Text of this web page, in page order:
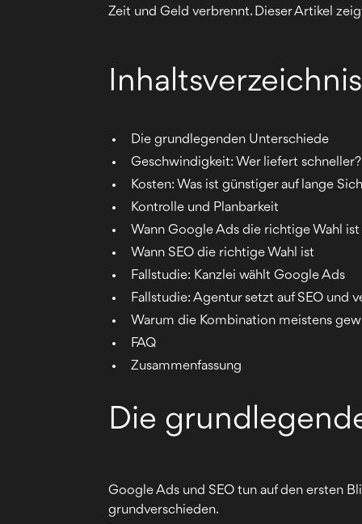
Zeit und Geld verbrennt. Dieser Artikel
Inhaltsverzeichnis
Die grundlegenden Unterschiede
Geschwindigkeit: Wer liefert schneller?
Kosten: Was ist günstiger auf lange
Kontrolle und Planbarkeit
Wann Google Ads die richtige Wahl ist
Wann SEO die richtige Wahl ist
Fallstudie: Kanzlei wählt Google Ads
Fallstudie: Agentur setzt auf SEO und
Warum die Kombination meistens
FAQ
Zusammenfassung
Die
Google Ads und SEO tun auf den ersten
grundverschieden.